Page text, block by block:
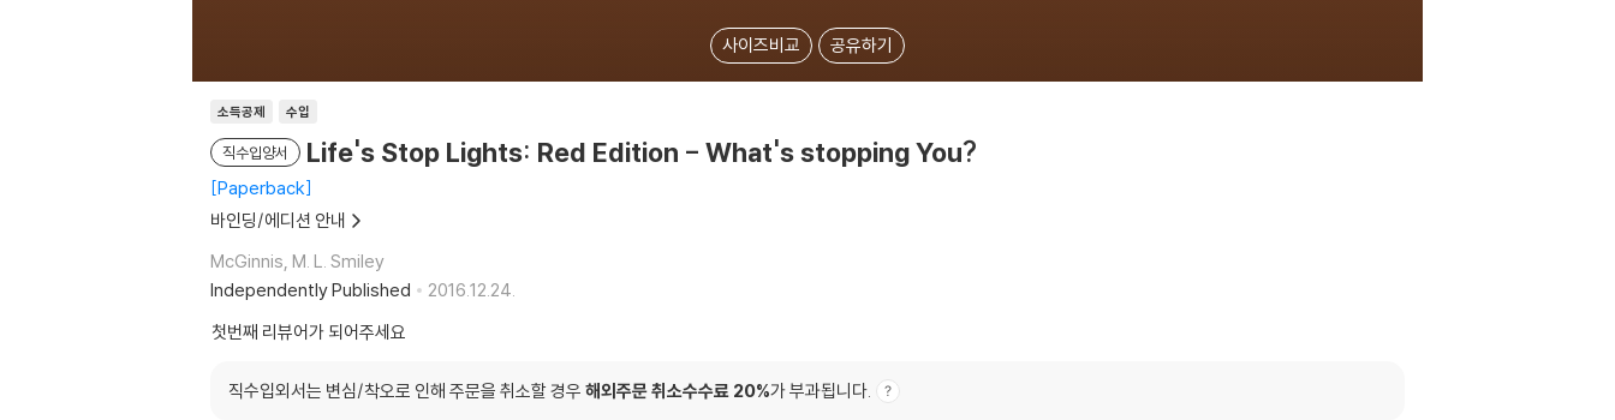
사이즈비교 공유하기
소득공제 수입
직수입양서 Life's Stop Lights: Red Edition - What's stopping You?
Paperback
바인딩/에디션 안내
McGinnis, M. L. Smiley
Independently Published
2016.12.24.
첫번째 리뷰어가 되어주세요
직수입외서는 변심/착오로 인해 주문을 취소할 경우 해외주문 취소수수료 20%가 부과됩니다.